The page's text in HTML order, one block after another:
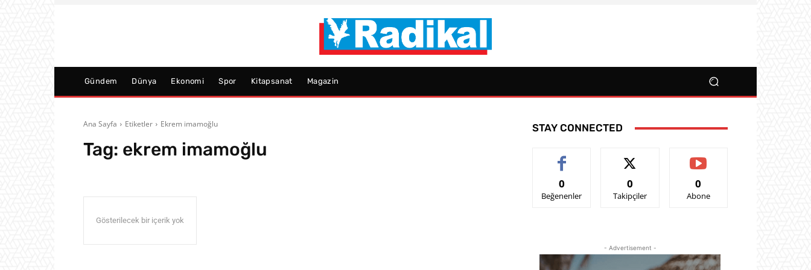
Gündem Dünya Ekonomi Spor Kitapsanat Magazin
Ana Sayfa Etiketler Ekrem imamoğlu
Tag: ekrem imamoğlu
Gösterilecek bir içerik yok
STAY CONNECTED
0
Beğenenler
0
Takipçiler
0
Abone
- Advertisement -